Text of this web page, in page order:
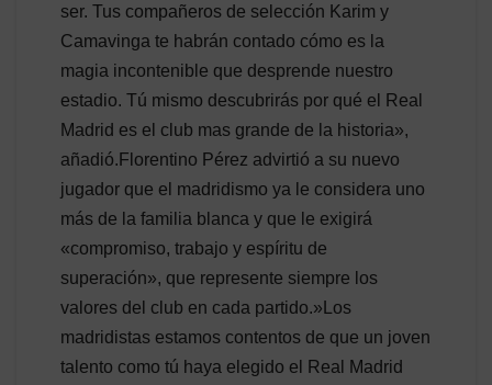
ser. Tus compañeros de selección Karim y
Camavinga te habrán contado cómo es la
magia incontenible que desprende nuestro
estadio. Tú mismo descubrirás por qué el Real
Madrid es el club mas grande de la historia»,
añadió.Florentino Pérez advirtió a su nuevo
jugador que el madridismo ya le considera uno
más de la familia blanca y que le exigirá
«compromiso, trabajo y espíritu de
superación», que represente siempre los
valores del club en cada partido.»Los
madridistas estamos contentos de que un joven
talento como tú haya elegido el Real Madrid